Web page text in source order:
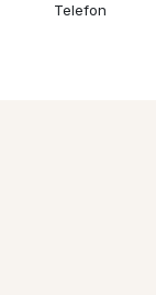
Telefon